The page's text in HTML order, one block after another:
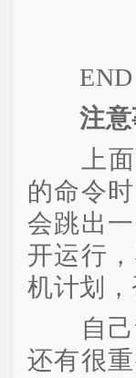
END
注意
上面已
的命令
会跳出
开运行
机计划，
自己设
还有很